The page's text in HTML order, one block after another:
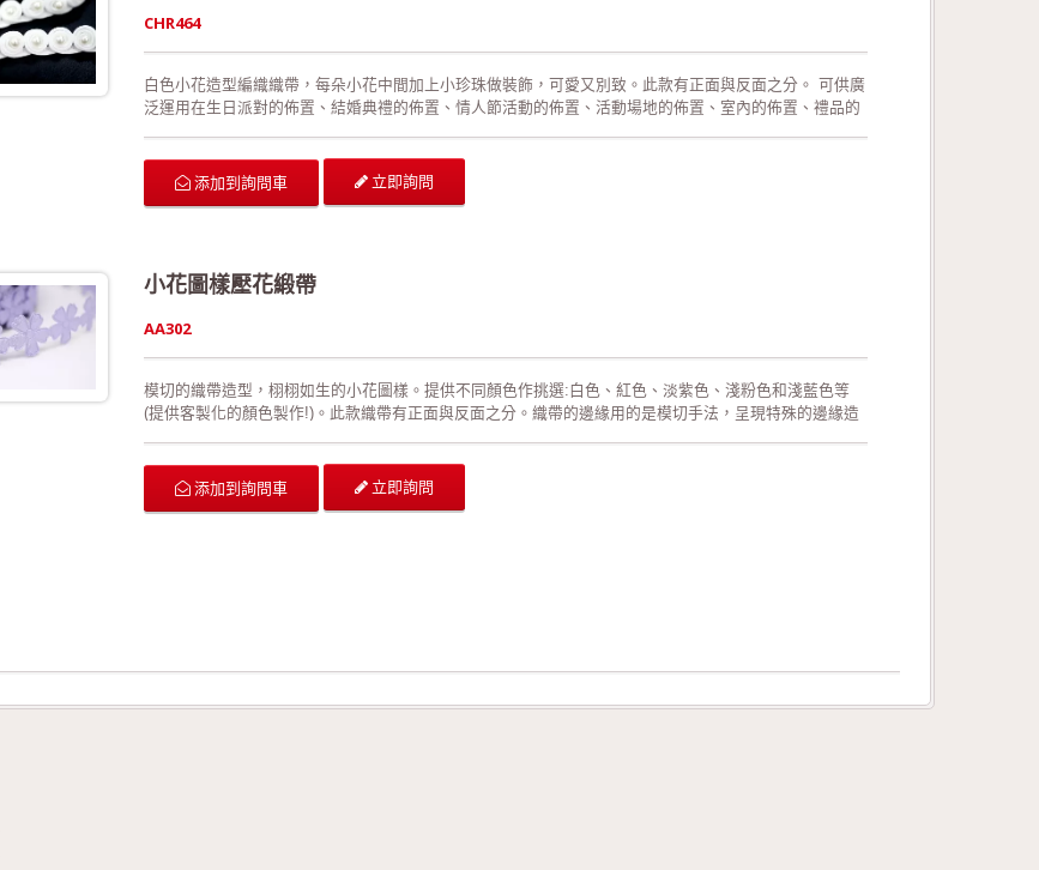
CHR464
白色小花造型編織織帶，每朵小花中間加上小珍珠做裝飾，可愛又別致。此款有正面與反面之分。 可供廣
泛運用在生日派對的佈置、結婚典禮的佈置、情人節活動的佈置、活動場地的佈置、室內的佈置、禮品的
添加到詢問車 立即詢問
小花圖樣壓花緞帶
AA302
模切的織帶造型，栩栩如生的小花圖樣。提供不同顏色作挑選:白色、紅色、淡紫色、淺粉色和淺藍色等
(提供客製化的顏色製作!)。此款織帶有正面與反面之分。織帶的邊緣用的是模切手法，呈現特殊的邊緣造
日派對的佈置、結婚典禮的佈置、情人節活動的佈置、活動場地的佈置、室內的佈置、禮品的包裝、手工
添加到詢問車 立即詢問